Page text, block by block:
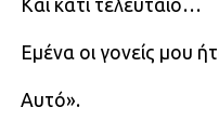
Και κάτι τελευταίο…
Εμένα οι γονείς μου
Αυτό».